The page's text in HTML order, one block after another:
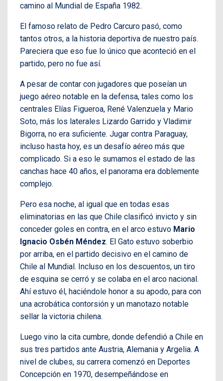
camino al Mundial de España 1982.
El famoso relato de Pedro Carcuro pasó, como
tantos otros, a la historia deportiva de nuestro país.
Pareciera que eso fue lo único que aconteció en el
partido, pero no fue así.
A pesar de contar con jugadores que poseían un
juego aéreo notable en la defensa, tales como los
centrales Elías Figueroa, René Valenzuela y Mario
Soto, más los laterales Lizardo Garrido y Vladimir
Bigorra, no era suficiente. Jugar contra Paraguay,
incluso hasta hoy, es un desafío aéreo más que
complicado. Si a eso le sumamos el estado de las
canchas hace 40 años, el panorama era doblemente
complejo.
Pero esa noche, al igual que en todas esas
eliminatorias en las que Chile clasificó invicto y sin
conceder goles en contra, en el arco estuvo Mario
Ignacio Osbén Méndez. El Gato estuvo soberbio
por arriba, en el partido decisivo en el camino de
Chile al Mundial. Incluso en los descuentos, un tiro
de esquina se cerró y se colaba en el arco nacional.
Ahí estuvo él, haciéndole honor a su apodo, para con
una acrobática contorsión y un manotazo notable
sellar la victoria chilena.
Luego vino la cita cumbre, donde defendió a Chile en
sus tres partidos ante Austria, Alemania y Argelia. A
nivel de clubes, su carrera comenzó en Deportes
Concepción en 1970, desempeñándose en